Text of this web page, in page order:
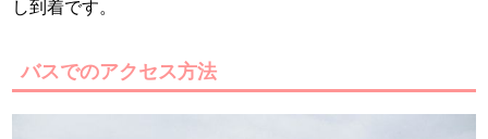
し到着です。
バスでのアクセス方法